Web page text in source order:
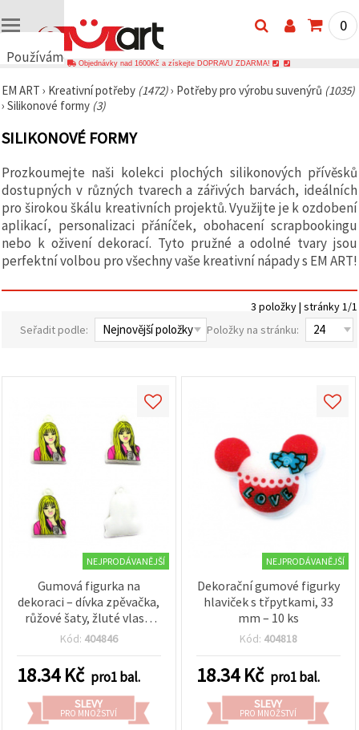
Používáme
🍪
Používáme
podobné
technologie,
zajistili
správné
fungování
webu,
zlepšili vaše
prostředí
při jeho
používání a
souhlasem
reklamu, a
partnerů
analýzu a
marketing.
souhlasit s
použitím
cookies
vše!" Nebo
můžete
uvést své
výběrem
daného
typu
cookies a
kliknutím
na tlačítko
0
Objednávky nad 1600Kč a získejte DOPRAVU ZDARMA!
EM ART › Kreativní potřeby (1472)› Potřeby pro výrobu suvenýrů (1035)
› Silikonové formy (3)
SILIKONOVÉ FORMY
Prozkoumejte naši kolekci plochých silikonových přívěsků
dostupných v různých tvarech a zářivých barvách, ideálních
pro širokou škálu kreativních projektů. Využijte je k ozdobení
aplikací, personalizaci přáníček, obohacení scrapbookingu
nebo k oživení dekorací. Tyto pružné a odolné tvary jsou
perfektní volbou pro všechny vaše kreativní nápady s EM ART!
3 položky | stránky 1/1
Seřadit podle:
Položky na stránku:
NEJPRODÁVANĚJŠÍ
Gumová figurka na
dekoraci – dívka zpěvačka,
růžové šaty, žluté vlasy,
plochá bílá zadní strana, s
Kód: 404846
18.34Kč pro1 bal.
SLEVY
PRO MNOŽSTVÍ
NEJPRODÁVANĚJŠÍ
Dekorační gumové figurky
hlaviček s třpytkami, 33
mm – 10 ks
Kód: 404818
18.34Kč pro1 bal.
SLEVY
PRO MNOŽSTVÍ